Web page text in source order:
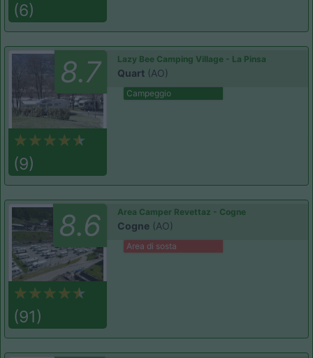
(6)
8.7
(9)
Lazy Bee Camping Village - La Pinsa
Quart (AO)
Campeggio
8.6
(91)
Area Camper Revettaz - Cogne
Cogne (AO)
Area di sosta